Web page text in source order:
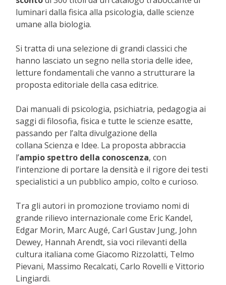
luminari dalla fisica alla psicologia, dalle scienze
umane alla biologia.
Si tratta di una selezione di grandi classici che
hanno lasciato un segno nella storia delle idee,
letture fondamentali che vanno a strutturare la
proposta editoriale della casa editrice.
Dai manuali di psicologia, psichiatria, pedagogia ai
saggi di filosofia, fisica e tutte le scienze esatte,
passando per l’alta divulgazione della
collana Scienza e Idee. La proposta abbraccia
l’ampio spettro della conoscenza, con
l’intenzione di portare la densità e il rigore dei testi
specialistici a un pubblico ampio, colto e curioso.
Tra gli autori in promozione troviamo nomi di
grande rilievo internazionale come Eric Kandel,
Edgar Morin, Marc Augé, Carl Gustav Jung, John
Dewey, Hannah Arendt, sia voci rilevanti della
cultura italiana come Giacomo Rizzolatti, Telmo
Pievani, Massimo Recalcati, Carlo Rovelli e Vittorio
Lingiardi.